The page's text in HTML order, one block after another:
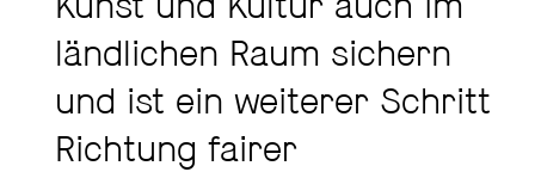
Kunst und Kultur auch im
ländlichen Raum sichern
und ist ein weiterer Schritt
Richtung fairer